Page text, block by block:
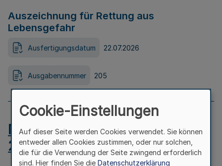
Auszeichnung für Rettung aus
Lebensgefahr
Ausfertigungsdatum 22.07.2026
Ausgabennummer 205
MB.NRW 2026 Nr. 204 vom
24.07.2026
Cookie-Einstellungen
Auf dieser Seite werden Cookies verwendet. Sie können
entweder allen Cookies zustimmen, oder nur solchen,
die für die Verwendung der Seite zwingend erforderlich
sind. Hier finden Sie die Datenschutzerklärung